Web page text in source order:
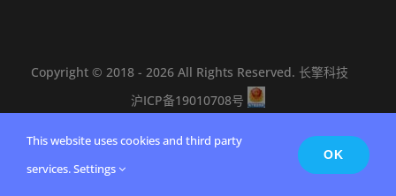
Copyright © 2018 - 2026 All Rights Reserved. 长擎科技
沪ICP备19010708号
Bilibili Github
This website uses cookies and third party
services.Settings
OK